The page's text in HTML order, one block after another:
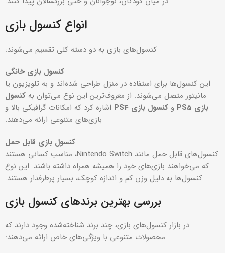
انواع کنسول بازی
کنسول‌های بازی به دو دسته کلی تقسیم می‌شوند:
کنسول بازی خانگی
این کنسول‌ها برای استفاده در منزل طراحی شده‌اند و به تلویزیون یا
مانیتور متصل می‌شوند. از معروف‌ترین این نوع می‌توان به کنسول
بازی
و کنسول بازی
اشاره کرد که امکانات گرافیکی بالا و
بازی‌های متنوعی ارائه می‌دهند.
کنسول بازی قابل حمل
کنسول‌های قابل حمل مانند Nintendo Switch، مناسب کسانی هستند
که می‌خواهند بازی‌های خود را همیشه همراه داشته باشند. این نوع
کنسول‌ها به دلیل وزن کم و اندازه کوچک، بسیار پرطرفدار هستند.
بررسی بهترین برندهای کنسول بازی
در بازار کنسول‌های بازی، چند برند شناخته‌شده وجود دارند که
محصولات متنوعی با ویژگی‌های خاص ارائه می‌دهند: